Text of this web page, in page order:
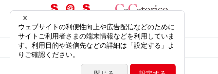
サイトご利用にあたって プライバシーポリシー
サイトマップ